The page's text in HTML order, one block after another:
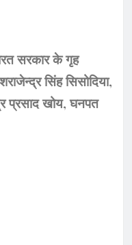
सरकार के गृह
सिंह सिसोदिया,
प्रसाद खोय, घनपत